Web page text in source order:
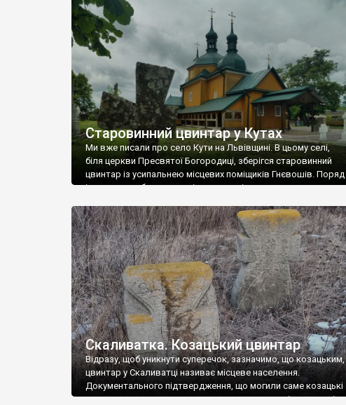
у 6 ст. до н. е. Свого часу ця археологічна знахідка у 40-х
роках 19 ст. зробила маленький фурор серед краєзнавців.
Мармуровий бик та […]
Старовинний цвинтар у Кутах
Ми вже писали про село Кути на Львівщині. В цьому селі,
біля церкви Пресвятої Богородиці, зберігся старовинний
цвинтар із усипальнею місцевих поміщиків Гнєвошів. Поряд
із церквою збереглося кілька хрестів козацького типу.
Скаливатка. Козацький цвинтар
Відразу, щоб уникнути суперечок, зазначимо, що козацьким,
цвинтар у Скаливатці називає місцеве населення.
Документального підтвердження, що могили саме козацькі
– немає, хоча ми можемо припустити, що перші поселенці